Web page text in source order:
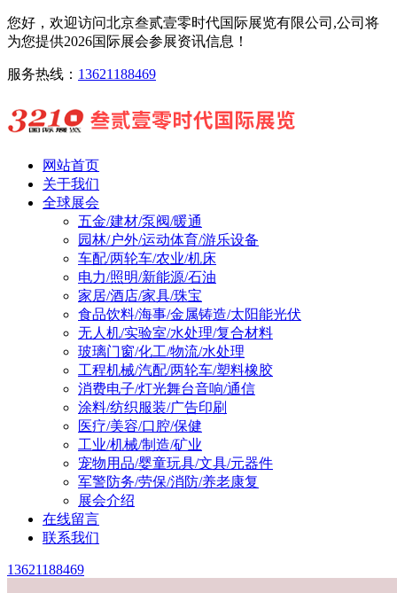
您好，欢迎访问北京叁贰壹零时代国际展览有限公司,公司将
为您提供2026国际展会参展资讯信息！
服务热线： 13621188469
网站首页
关于我们
全球展会
五金/建材/泵阀/暖通
园林/户外/运动体育/游乐设备
车配/两轮车/农业/机床
电力/照明/新能源/石油
家居/酒店/家具/珠宝
食品饮料/海事/金属铸造/太阳能光伏
无人机/实验室/水处理/复合材料
玻璃门窗/化工/物流/水处理
工程机械/汽配/两轮车/塑料橡胶
消费电子/灯光舞台音响/通信
涂料/纺织服装/广告印刷
医疗/美容/口腔/保健
工业/机械/制造/矿业
宠物用品/婴童玩具/文具/元器件
军警防务/劳保/消防/养老康复
展会介绍
在线留言
联系我们
13621188469